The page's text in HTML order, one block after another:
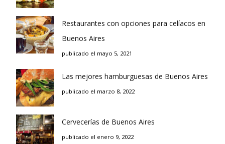
Restaurantes con opciones para celíacos en
Buenos Aires
publicado el mayo 5, 2021
Las mejores hamburguesas de Buenos Aires
publicado el marzo 8, 2022
Cervecerías de Buenos Aires
publicado el enero 9, 2022